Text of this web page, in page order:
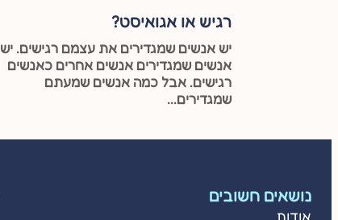
רגיש או אגואיסט?
יש אנשים שמגדירים את עצמם רגישים. יש
אנשים שמגדירים אנשים אחרים כאנשים
רגישים. אבל כמה אנשים שמעתם
שמגדירים...
נושאים חשובים
אודות